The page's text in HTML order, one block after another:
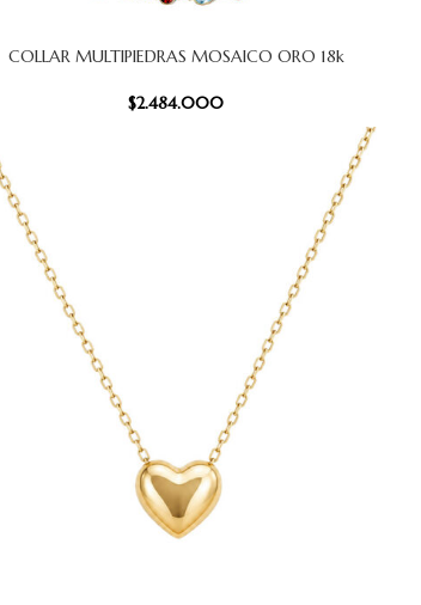
COLLAR MULTIPIEDRAS MOSAICO ORO 18k
$2.484.000